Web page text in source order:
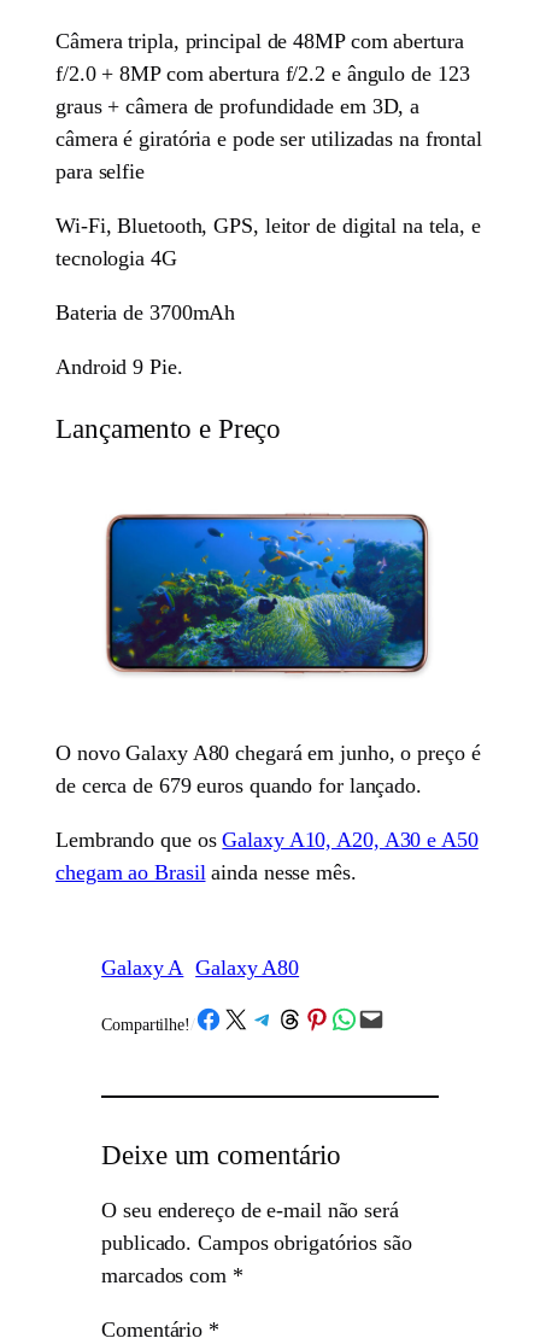
Câmera tripla, principal de 48MP com abertura
f/2.0 + 8MP com abertura f/2.2 e ângulo de 123
graus + câmera de profundidade em 3D, a
câmera é giratória e pode ser utilizadas na frontal
para selfie
Wi-Fi, Bluetooth, GPS, leitor de digital na tela, e
tecnologia 4G
Bateria de 3700mAh
Android 9 Pie.
Lançamento e Preço
O novo Galaxy A80 chegará em junho, o preço é
de cerca de 679 euros quando for lançado.
Lembrando que osGalaxy A10, A20, A30 e A50
chegam ao Brasilainda nesse mês.
Galaxy A Galaxy A80
Compartilhe!/Share on Facebook
Share on X Share on Telegram
Share on Threads
Share on Pinterest
Share on WhatsApp
Email this Page
Deixe um comentário
O seu endereço de e-mail não será
publicado. Campos obrigatórios são
marcados com *
Comentário *